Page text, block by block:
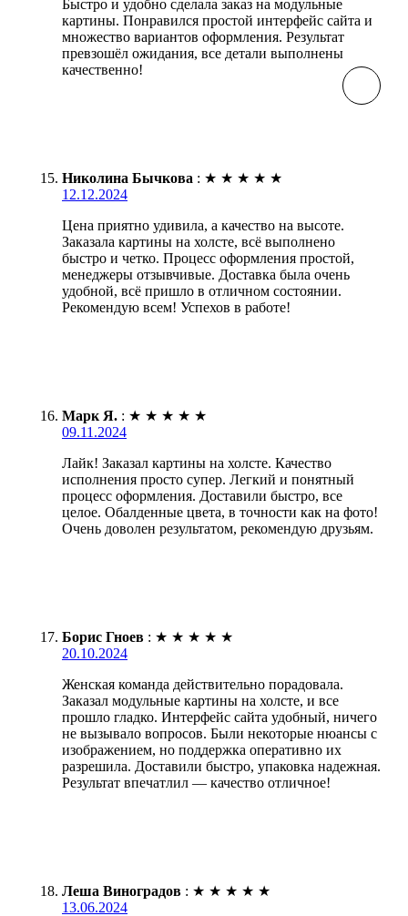
Быстро и удобно сделала заказ на модульные
картины. Понравился простой интерфейс сайта и
множество вариантов оформления. Результат
превзошёл ожидания, все детали выполнены
качественно!
Николина Бычкова : ★ ★ ★ ★ ★
12.12.2024
Цена приятно удивила, а качество на высоте.
Заказала картины на холсте, всё выполнено
быстро и четко. Процесс оформления простой,
менеджеры отзывчивые. Доставка была очень
удобной, всё пришло в отличном состоянии.
Рекомендую всем! Успехов в работе!
Марк Я. : ★ ★ ★ ★ ★
09.11.2024
Лайк! Заказал картины на холсте. Качество
исполнения просто супер. Легкий и понятный
процесс оформления. Доставили быстро, все
целое. Обалденные цвета, в точности как на фото!
Очень доволен результатом, рекомендую друзьям.
Борис Гноев : ★ ★ ★ ★ ★
20.10.2024
Женская команда действительно порадовала.
Заказал модульные картины на холсте, и все
прошло гладко. Интерфейс сайта удобный, ничего
не вызывало вопросов. Были некоторые нюансы с
изображением, но поддержка оперативно их
разрешила. Доставили быстро, упаковка надежная.
Результат впечатлил — качество отличное!
Леша Виноградов : ★ ★ ★ ★ ★
13.06.2024